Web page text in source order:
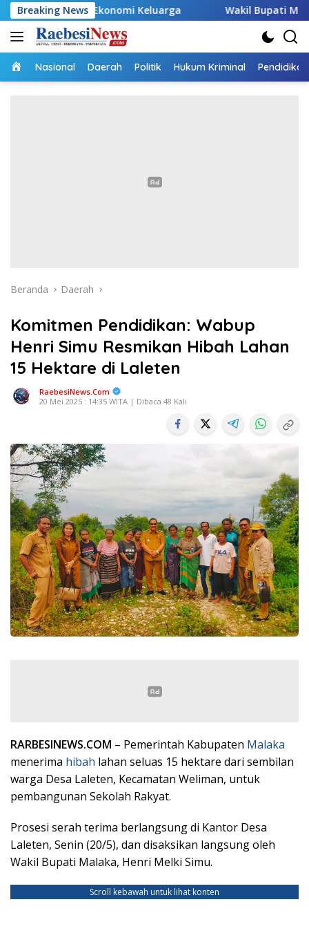
Langsung
ke
konten
Breaking News
Ekonomi Keluarga Wakil Bupati Malaka HMS Tinjau
Home
Nasional Daerah Politik Hukum Kriminal Pendidikan
Beranda Daerah
Komitmen Pendidikan: Wabup
Henri Simu Resmikan Hibah Lahan
15 Hektare di Laleten
RaebesiNews.Com
20 Mei 2025 : 14:35 WITA | Dibaca 48 Kali
RARBESINEWS.COM – Pemerintah Kabupaten Malaka
menerima hibah lahan seluas 15 hektare dari sembilan
warga Desa Laleten, Kecamatan Weliman, untuk
pembangunan Sekolah Rakyat.
Prosesi serah terima berlangsung di Kantor Desa
Laleten, Senin (20/5), dan disaksikan langsung oleh
Wakil Bupati Malaka, Henri Melki Simu.
Scroll kebawah untuk lihat konten